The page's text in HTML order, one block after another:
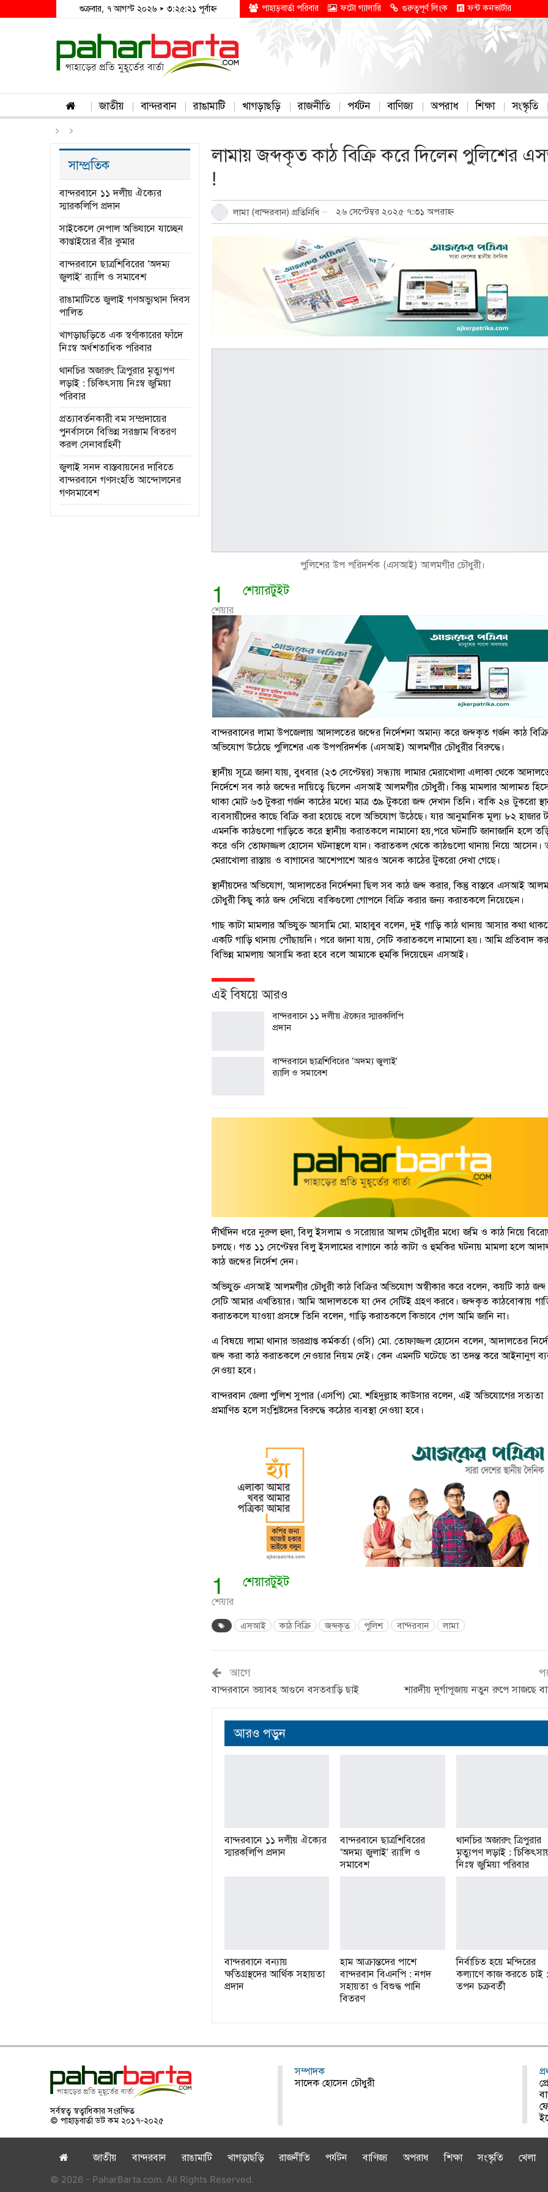
শুক্রবার, ৭ আগস্ট ২০২৬ ▸ ৩:২৫:২১ পূর্বাহ্ন পাহাড়বার্তা পরিবার ফটো গ্যালারি গুরুত্বপূর্ণ লিংক ফন্ট কনভার্টার
জাতীয় বান্দরবান রাঙামাটি খাগড়াছড়ি রাজনীতি পর্যটন বাণিজ্য অপরাধ শিক্ষা সংস্কৃতি
লামায় জব্দকৃত কাঠ বিক্রি করে দিলেন পুলিশের
!
লামা (বান্দরবান) প্রতিনিধি ২৬ সেপ্টেম্বর ২০২৫ ৭:৩১ অপরাহ্ন
পুলিশের উপ পরিদর্শক (এসআই) আলমগীর চৌধুরী।
1
শেয়ার
শেয়ারটুইট
বান্দরবানের লামা উপজেলায় আদালতের জব্দের নির্দেশনা অমান্য করে জব্দকৃত গর্জন কাঠ
অভিযোগ উঠেছে পুলিশের এক উপপরিদর্শক (এসআই) আলমগীর চৌধুরীর বিরুদ্ধে।
স্থানীয় সূত্রে জানা যায়, বুধবার (২৩ সেপ্টেম্বর) সন্ধ্যায় লামার মেরাখোলা এলাকা থেকে
নির্দেশে সব কাঠ জব্দের দায়িত্বে ছিলেন এসআই আলমগীর চৌধুরী। কিন্তু মামলার আলামত
থাকা মোট ৬৩ টুকরা গর্জন কাঠের মধ্যে মাত্র ৩৯ টুকরো জব্দ দেখান তিনি। বাকি ২৪ টুকরো
ব্যবসায়ীদের কাছে বিক্রি করা হয়েছে বলে অভিযোগ উঠেছে। যার আনুমানিক মূল্য ৮২ হাজার
এমনকি কাঠগুলো গাড়িতে করে স্থানীয় করাতকলে নামানো হয়,পরে ঘটনাটি জানাজানি হলে
করে ওসি তোফাজ্জল হোসেন ঘটনাস্থলে যান। করাতকল থেকে কাঠগুলো থানায় নিয়ে আসেন।
মেরাখোলা রাস্তায় ও বাগানের আশেপাশে আরও অনেক কাঠের টুকরো দেখা গেছে।
স্থানীয়দের অভিযোগ, আদালতের নির্দেশনা ছিল সব কাঠ জব্দ করার, কিন্তু বাস্তবে এসআই
চৌধুরী কিছু কাঠ জব্দ দেখিয়ে বাকিগুলো গোপনে বিক্রি করার জন্য করাতকলে নিয়েছেন।
গাছ কাটা মামলার অভিযুক্ত আসামি মো. মাহাবুব বলেন, দুই গাড়ি কাঠ থানায় আসার কথা
একটি গাড়ি থানায় পৌঁছায়নি। পরে জানা যায়, সেটি করাতকলে নামানো হয়। আমি প্রতিবাদ
বিভিন্ন মামলায় আসামি করা হবে বলে আমাকে হুমকি দিয়েছেন এসআই।
এই বিষয়ে আরও
বান্দরবানে ১১ দলীয় ঐক্যের স্মারকলিপি
প্রদান
বান্দরবানে ছাত্রশিবিরের ‘অদম্য জুলাই’
র‌্যালি ও সমাবেশ
দীর্ঘদিন ধরে নুরুল হুদা, বিলু ইসলাম ও সরোয়ার আলম চৌধুরীর মধ্যে জমি ও কাঠ নিয়ে
চলছে। গত ১১ সেপ্টেম্বর বিলু ইসলামের বাগানে কাঠ কাটা ও হুমকির ঘটনায় মামলা হলে
কাঠ জব্দের নির্দেশ দেন।
অভিযুক্ত এসআই আলমগীর চৌধুরী কাঠ বিক্রির অভিযোগ অস্বীকার করে বলেন, কয়টি কাঠ
সেটি আমার এখতিয়ার। আমি আদালতকে যা দেব সেটিই গ্রহণ করবে। জব্দকৃত কাঠবোঝায়
করাতকলে যাওয়া প্রসঙ্গে তিনি বলেন, গাড়ি করাতকলে কিভাবে গেল আমি জানি না।
এ বিষয়ে লামা থানার ভারপ্রাপ্ত কর্মকর্তা (ওসি) মো. তোফাজ্জল হোসেন বলেন, আদালতের
জব্দ করা কাঠ করাতকলে নেওয়ার নিয়ম নেই। কেন এমনটি ঘটেছে তা তদন্ত করে আইনানুগ
নেওয়া হবে।
বান্দরবান জেলা পুলিশ সুপার (এসপি) মো. শহিদুল্লাহ কাউসার বলেন, এই অভিযোগের সত্যতা
প্রমাণিত হলে সংশ্লিষ্টদের বিরুদ্ধে কঠোর ব্যবস্থা নেওয়া হবে।
1
শেয়ার
শেয়ারটুইট
এসআই কাঠ বিক্রি জব্দকৃত পুলিশ বান্দরবান লামা
আগে
বান্দরবানে ভয়াবহ আগুনে বসতবাড়ি ছাই শারদীয় দূর্গাপূজায় নতুন রুপে সাজছে
আরও পড়ুন
বান্দরবানে ১১ দলীয় ঐক্যের
স্মারকলিপি প্রদান
বান্দরবানে ছাত্রশিবিরের
‘অদম্য জুলাই’ র‌্যালি ও
সমাবেশ
থানচির অজারুং ত্রিপুরার
মৃত্যুপণ লড়াই :
নিঃস্ব জুমিয়া পরিবার
বান্দরবানে বন্যায়
ক্ষতিগ্রস্থদের আর্থিক সহায়তা
প্রদান
হাম আক্রান্তদের পাশে
বান্দরবান বিএনপি : নগদ
সহায়তা ও বিশুদ্ধ পানি
বিতরণ
নির্বাচিত হয়ে মন্দিরের
কল্যাণে কাজ করতে চাই :
তপন চক্রবর্তী
সাম্প্রতিক
বান্দরবানে ১১ দলীয় ঐক্যের
স্মারকলিপি প্রদান
সাইকেলে নেপাল অভিযানে যাচ্ছেন
কাপ্তাইয়ের বীর কুমার
বান্দরবানে ছাত্রশিবিরের ‘অদম্য
জুলাই’ র‌্যালি ও সমাবেশ
রাঙামাটিতে জুলাই গণঅভ্যুত্থান দিবস
পালিত
খাগড়াছড়িতে এক স্বর্ণাকারের ফাঁদে
নিঃস্ব অর্ধশতাধিক পরিবার
থানচির অজারুং ত্রিপুরার মৃত্যুপণ
লড়াই : চিকিৎসায় নিঃস্ব জুমিয়া
পরিবার
প্রত্যাবর্তনকারী বম সম্প্রদায়ের
পুনর্বাসনে বিভিন্ন সরঞ্জাম বিতরণ
করল সেনাবাহিনী
জুলাই সনদ বাস্তবায়নের দাবিতে
বান্দরবানে গণসংহতি আন্দোলনের
গণসমাবেশ
সর্বস্বত্ব স্বত্বাধিকার সংরক্ষিত
© পাহাড়বার্তা ডট কম ২০১৭-২০২৫
সম্পাদক
সাদেক হোসেন চৌধুরী
জাতীয় বান্দরবান রাঙামাটি খাগড়াছড়ি রাজনীতি পর্যটন বাণিজ্য অপরাধ শিক্ষা সংস্কৃতি খেলা
© 2026 - PaharBarta.com. All Rights Reserved.